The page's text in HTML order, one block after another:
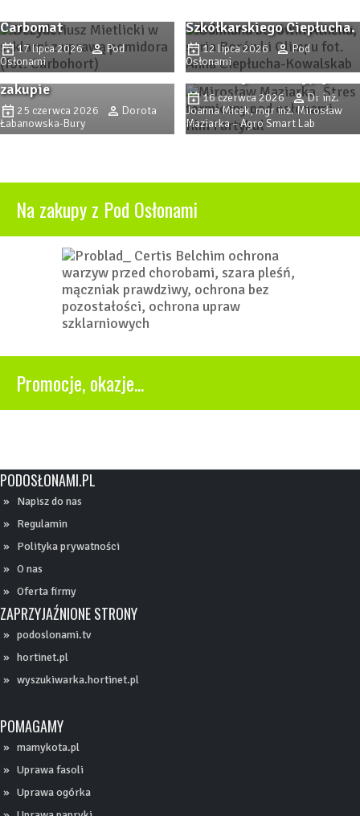
Carbomat
17 lipca 2026
Pod
Osłonami
Szkółkarskiego Ciepłucha.
12 lipca 2026
Pod
Osłonami
Sadzonki truskawek. Na co
zwrócić uwagę przy
zakupie
25 czerwca 2026
Dorota
Łabanowska-Bury
Stres termiczny pod
osłonami (cz. 1). Jak
przewidywać stres
termiczny i radiacyjny?
16 czerwca 2026
Dr inż.
Joanna Micek, mgr inż. Mirosław
Maziarka – Agro Smart Lab
Na zakupy z Pod Osłonami
Promocje, okazje...
PODOSŁONAMI.PL
Napisz do nas
Regulamin
Polityka prywatności
O nas
Oferta firmy
ZAPRZYJAŹNIONE STRONY
podoslonami.tv
hortinet.pl
wyszukiwarka.hortinet.pl
POMAGAMY
mamykota.pl
Uprawa fasoli
Uprawa ogórka